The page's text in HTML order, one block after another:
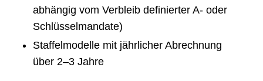
abhängig vom Verbleib definierter A- oder
Schlüsselmandate)
Staffelmodelle mit jährlicher Abrechnung
über 2–3 Jahre